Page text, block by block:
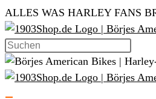
Zum
Inhalt
springen
ALLES WAS HARLEY FANS